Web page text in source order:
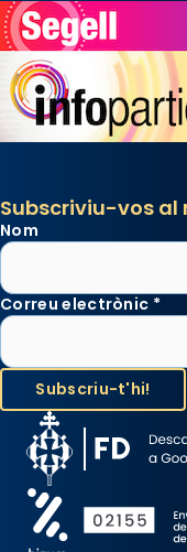
Subscriviu-vos
Nom
Correu electrònic *